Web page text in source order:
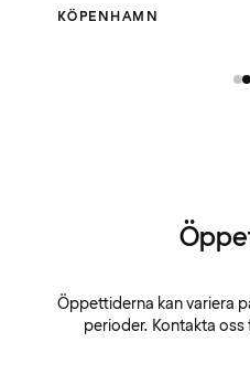
KÖPENHAMN
Öppettiderna kan variera
perioder. Kontakta